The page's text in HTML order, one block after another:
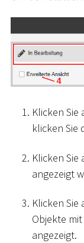
Klicken Sie
klicken Sie
Klicken Sie
angezeigt
Klicken Sie
Objekte
angezeigt.